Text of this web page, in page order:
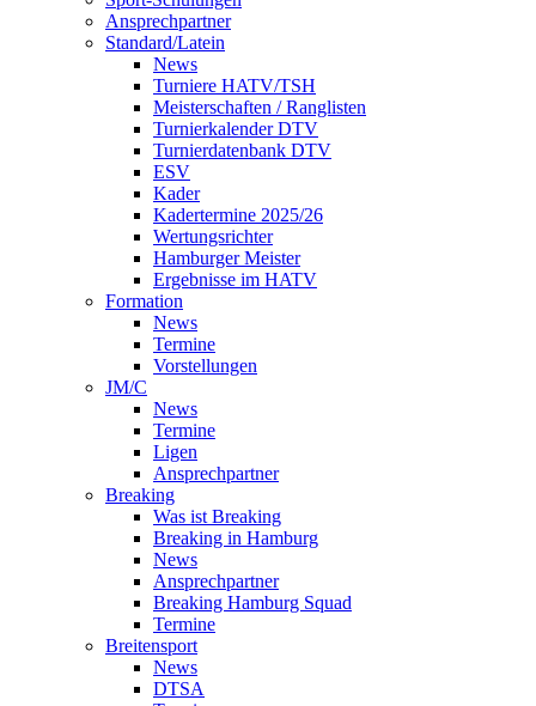
Ansprechpartner
Standard/Latein
News
Turniere HATV/TSH
Meisterschaften / Ranglisten
Turnierkalender DTV
Turnierdatenbank DTV
ESV
Kader
Kadertermine 2025/26
Wertungsrichter
Hamburger Meister
Ergebnisse im HATV
Formation
News
Termine
Vorstellungen
JM/C
News
Termine
Ligen
Ansprechpartner
Breaking
Was ist Breaking
Breaking in Hamburg
News
Ansprechpartner
Breaking Hamburg Squad
Termine
Breitensport
News
DTSA